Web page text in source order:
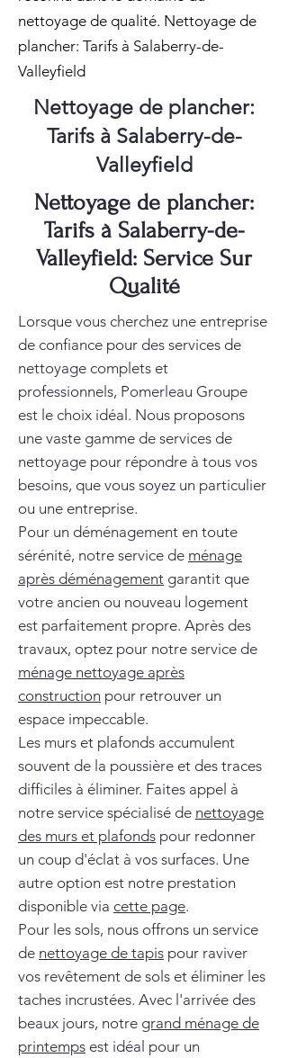
nettoyage de qualité. Nettoyage de
plancher: Tarifs à Salaberry-de-
Valleyfield
Nettoyage de plancher:
Tarifs à Salaberry-de-
Valleyfield
Nettoyage de plancher:
Tarifs à Salaberry-de-
Valleyfield: Service Sur
Qualité
Lorsque vous cherchez une entreprise
de confiance pour des services de
nettoyage complets et
professionnels, Pomerleau Groupe
est le choix idéal. Nous proposons
une vaste gamme de services de
nettoyage pour répondre à tous vos
besoins, que vous soyez un particulier
ou une entreprise.
Pour un déménagement en toute
sérénité, notre service de ménage
après déménagement garantit que
votre ancien ou nouveau logement
est parfaitement propre. Après des
travaux, optez pour notre service de
ménage nettoyage après
construction pour retrouver un
espace impeccable.
Les murs et plafonds accumulent
souvent de la poussière et des traces
difficiles à éliminer. Faites appel à
notre service spécialisé de nettoyage
des murs et plafonds pour redonner
un coup d'éclat à vos surfaces. Une
autre option est notre prestation
disponible via cette page.
Pour les sols, nous offrons un service
de nettoyage de tapis pour raviver
vos revêtement de sols et éliminer les
taches incrustées. Avec l'arrivée des
beaux jours, notre grand ménage de
printemps est idéal pour un